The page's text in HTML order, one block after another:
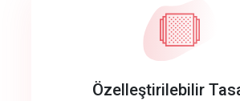
Özelleştirilebilir